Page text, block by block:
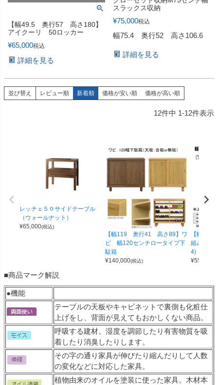
【幅49.5 奥行57 高さ180】
アイクーリ 50ロッカー
¥65,000税込
詳細を見る
スラックス収納
¥75,000税込
幅75.4 奥行52 高さ106.6
詳細を見る
並び替え レビュー順 新着順 価格が安い順 価格が高い順
12件中 1-12件表示
レッチェ５０サイドテーブル
（ウォールナット）
¥65,000(税込)
【幅119 奥行41 高さ89】ワ
ビ 幅120センチロータイプ下
駄箱
¥140,000(税込)
【幅100
組み合わ
4)
¥55,000
■商品マーク解説
●機能
テーブルの天板やキャビネットで裏側も化粧仕
上げをし、背面が見えてもおかしくない商品。
呼吸する建材。湿度を調節したり有害物質を吸
着したり消臭したりします。
その字の通り家具が伸びたり縮んだりして人数
の変化などに対応した家具。
植物由来のオイルを塗装に使った家具。木材本